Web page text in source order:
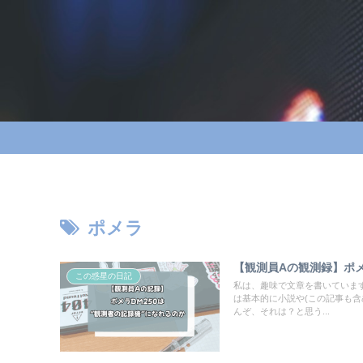
ポメラ
この惑星の日記
【観測員Aの観測録】
私は、趣味で文章を書いていま
は基本的に小説や(この記事も
んぞ、それは？と思う...